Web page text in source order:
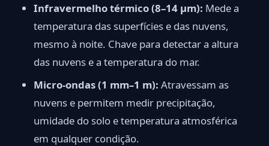
Infravermelho térmico (8–14 µm): Mede a
temperatura das superfícies e das nuvens,
mesmo à noite. Chave para detectar a altura
das nuvens e a temperatura do mar.
Micro-ondas (1 mm–1 m): Atravessam as
nuvens e permitem medir precipitação,
umidade do solo e temperatura atmosférica
em qualquer condição.